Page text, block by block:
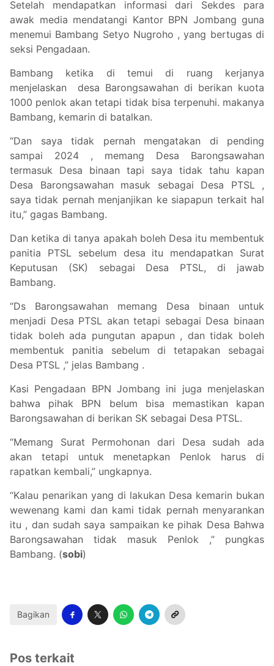
Setelah mendapatkan informasi dari Sekdes para
awak media mendatangi Kantor BPN Jombang guna
menemui Bambang Setyo Nugroho , yang bertugas di
seksi Pengadaan.
Bambang ketika di temui di ruang kerjanya
menjelaskan desa Barongsawahan di berikan kuota
1000 penlok akan tetapi tidak bisa terpenuhi. makanya
Bambang, kemarin di batalkan.
“Dan saya tidak pernah mengatakan di pending
sampai 2024 , memang Desa Barongsawahan
termasuk Desa binaan tapi saya tidak tahu kapan
Desa Barongsawahan masuk sebagai Desa PTSL ,
saya tidak pernah menjanjikan ke siapapun terkait hal
itu,” gagas Bambang.
Dan ketika di tanya apakah boleh Desa itu membentuk
panitia PTSL sebelum desa itu mendapatkan Surat
Keputusan (SK) sebagai Desa PTSL, di jawab
Bambang.
“Ds Barongsawahan memang Desa binaan untuk
menjadi Desa PTSL akan tetapi sebagai Desa binaan
tidak boleh ada pungutan apapun , dan tidak boleh
membentuk panitia sebelum di tetapakan sebagai
Desa PTSL ,” jelas Bambang .
Kasi Pengadaan BPN Jombang ini juga menjelaskan
bahwa pihak BPN belum bisa memastikan kapan
Barongsawahan di berikan SK sebagai Desa PTSL.
“Memang Surat Permohonan dari Desa sudah ada
akan tetapi untuk menetapkan Penlok harus di
rapatkan kembali,” ungkapnya.
“Kalau penarikan yang di lakukan Desa kemarin bukan
wewenang kami dan kami tidak pernah menyarankan
itu , dan sudah saya sampaikan ke pihak Desa Bahwa
Barongsawahan tidak masuk Penlok ,” pungkas
Bambang. (sobi)
Bagikan
Pos terkait